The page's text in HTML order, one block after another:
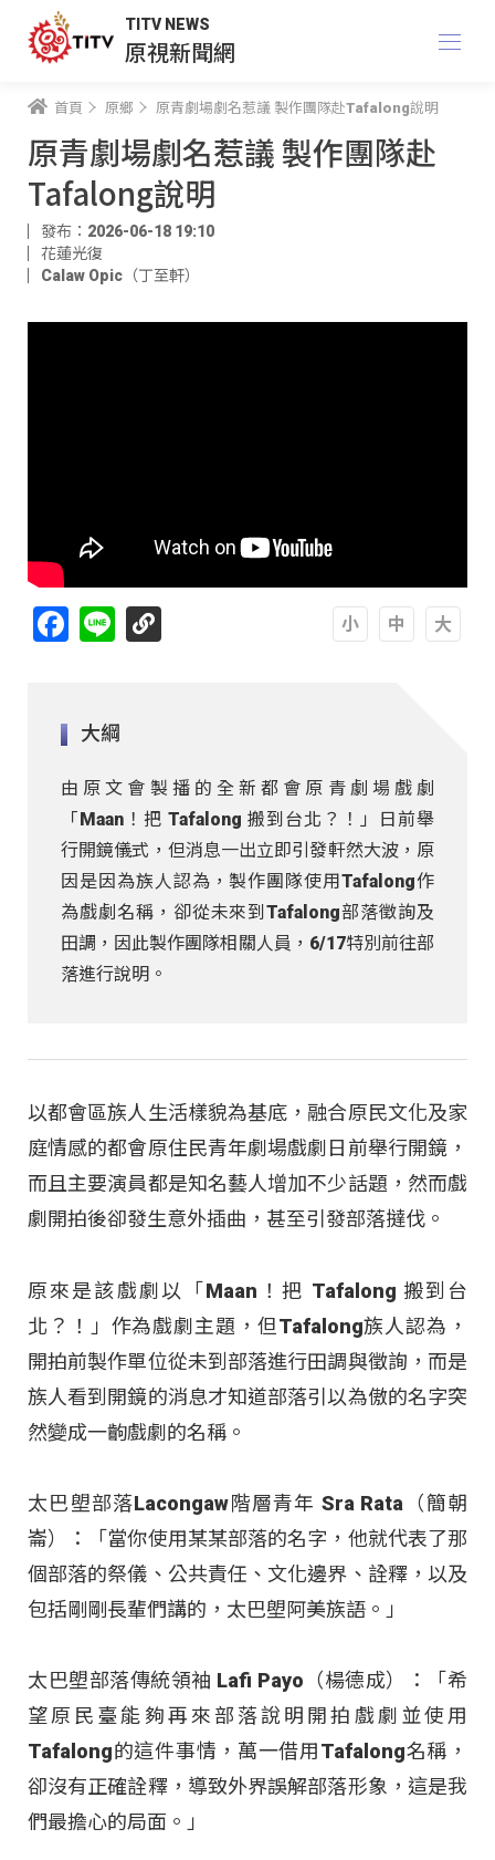
TITV NEWS
原視新聞網
首頁 原鄉 原青劇場劇名惹議 製作團隊赴Tafalong說明
原青劇場劇名惹議 製作團隊赴
Tafalong說明
發布：2026-06-18 19:10
花蓮光復
Calaw Opic（丁至軒）
Facebook
Line
大綱
由原文會製播的全新都會原青劇場戲劇
「Maan！把 Tafalong 搬到台北？！」日前舉
行開鏡儀式，但消息一出立即引發軒然大波，原
因是因為族人認為，製作團隊使用Tafalong作
為戲劇名稱，卻從未來到Tafalong部落徵詢及
田調，因此製作團隊相關人員，6/17特別前往部
落進行說明。
以都會區族人生活樣貌為基底，融合原民文化及家
庭情感的都會原住民青年劇場戲劇日前舉行開鏡，
而且主要演員都是知名藝人增加不少話題，然而戲
劇開拍後卻發生意外插曲，甚至引發部落撻伐。
原來是該戲劇以「Maan！把 Tafalong 搬到台
北？！」作為戲劇主題，但Tafalong族人認為，
開拍前製作單位從未到部落進行田調與徵詢，而是
族人看到開鏡的消息才知道部落引以為傲的名字突
然變成一齣戲劇的名稱。
太巴塱部落Lacongaw階層青年 Sra Rata（簡朝
崙）：「當你使用某某部落的名字，他就代表了那
個部落的祭儀、公共責任、文化邊界、詮釋，以及
包括剛剛長輩們講的，太巴塱阿美族語。」
太巴塱部落傳統領袖 Lafi Payo（楊德成）：「希
望原民臺能夠再來部落說明開拍戲劇並使用
Tafalong的這件事情，萬一借用Tafalong名稱，
卻沒有正確詮釋，導致外界誤解部落形象，這是我
們最擔心的局面。」